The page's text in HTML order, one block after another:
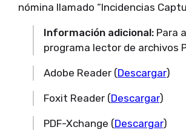
nómina llamado “Incidencias
Información adicional: Para
programa lector de archivos
Adobe Reader (Descargar)
Foxit Reader (Descargar)
PDF-Xchange (Descargar)